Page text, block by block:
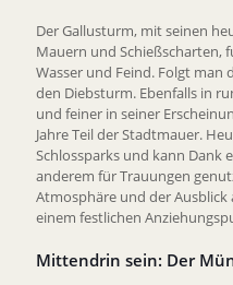
Der Gallusturm, mit seinen
Mauern und Schießscharten,
Wasser und Feind. Folgt man
den Diebsturm. Ebenfalls in
und feiner in seiner
Jahre Teil der Stadtmauer.
Schlossparks und kann Dank
anderem für Trauungen
Atmosphäre und der
einem festlichen
Mittendrin sein: Der